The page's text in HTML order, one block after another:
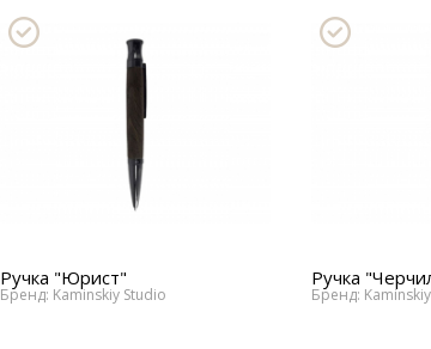
Ручка "Юрист"
Бренд: Kaminskiy Studio
Ручка
Бренд: